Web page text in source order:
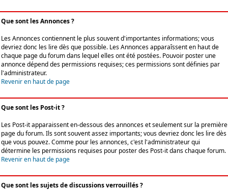
Que sont les Annonces ?
Les Annonces contiennent le plus souvent d'importantes informations; vous
devriez donc les lire dès que possible. Les Annonces apparaîssent en haut de
chaque page du forum dans lequel elles ont été postées. Pouvoir poster une
annonce dépend des permissions requises; ces permissions sont définies par
l'administrateur.
Revenir en haut de page
Que sont les Post-it ?
Les Post-it apparaissent en-dessous des annonces et seulement sur la première
page du forum. Ils sont souvent assez importants; vous devriez donc les lire dès
que vous pouvez. Comme pour les annonces, c'est l'administrateur qui
détermine les permissions requises pour poster des Post-it dans chaque forum.
Revenir en haut de page
Que sont les sujets de discussions verrouillés ?